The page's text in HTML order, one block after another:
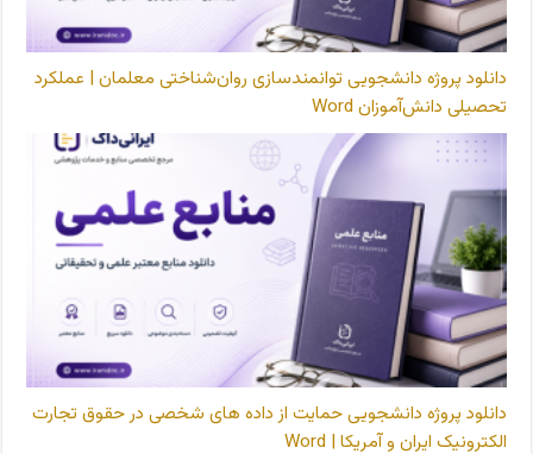
دانلود پروژه دانشجویی توانمندسازی روان‌شناختی معلمان | عملکرد
تحصیلی دانش‌آموزان Word
دانلود پروژه دانشجویی حمایت از داده های شخصی در حقوق تجارت
الکترونیک ایران و آمریکا | Word